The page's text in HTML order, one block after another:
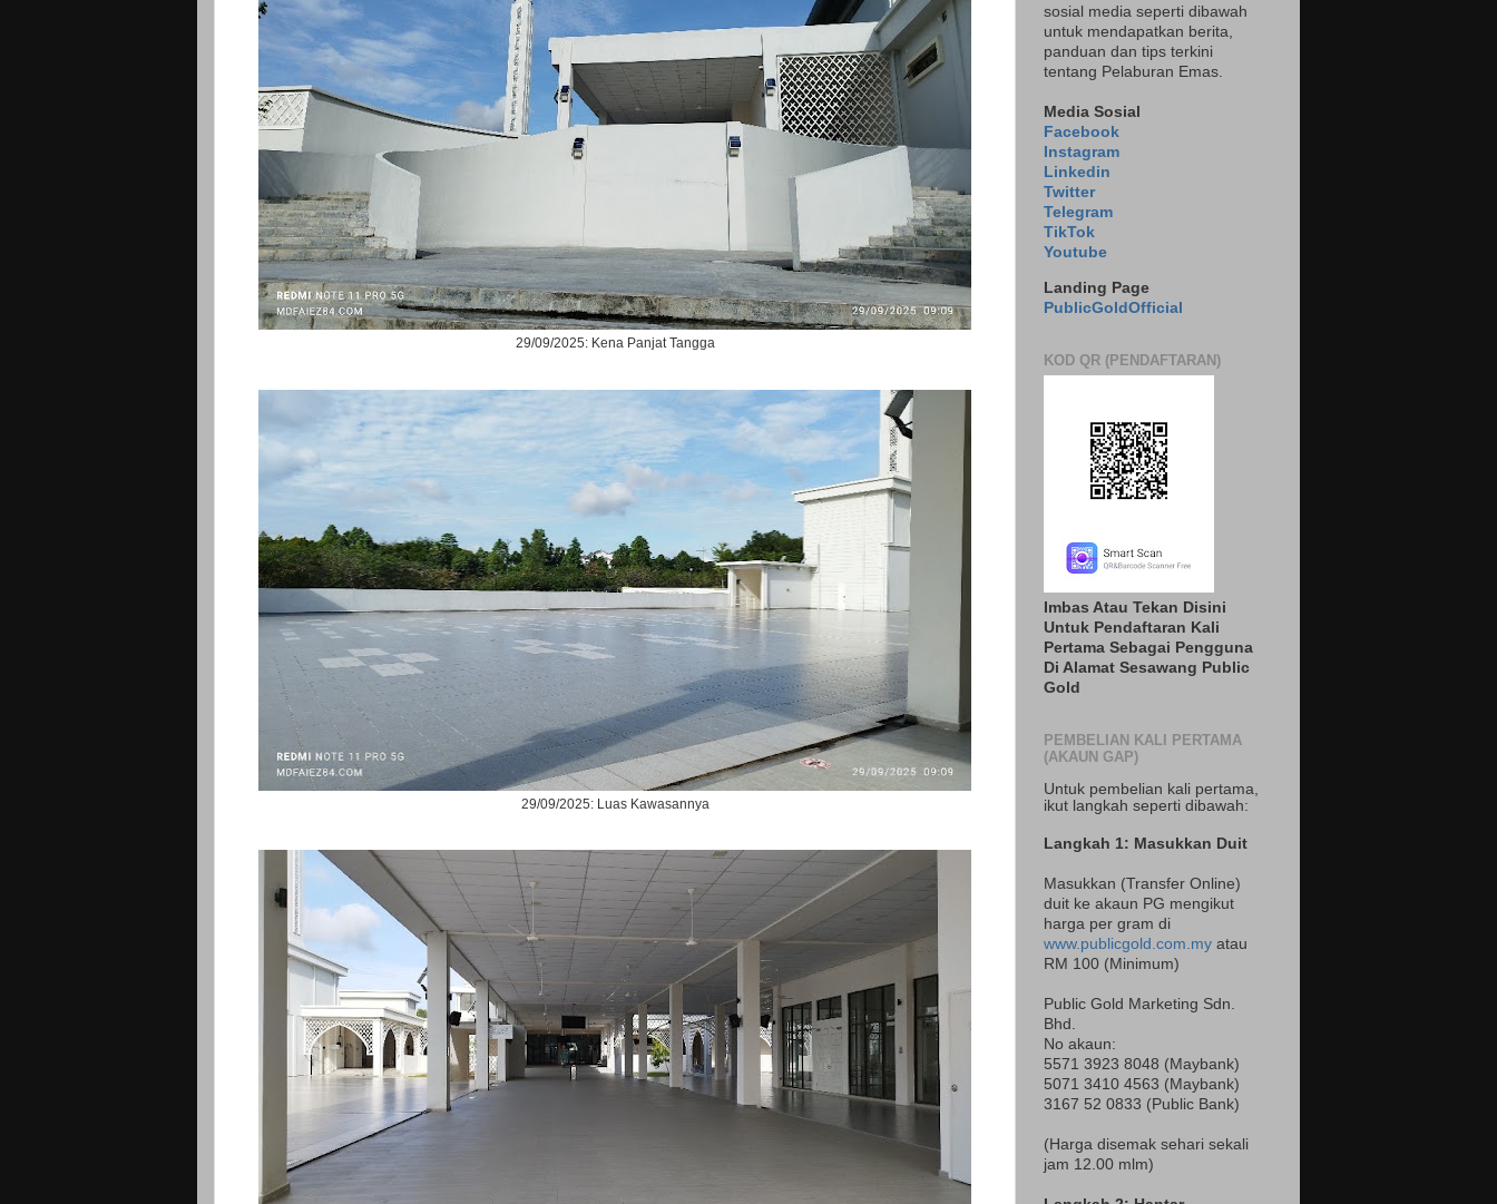
29/09/2025: Kena Panjat Tangga
29/09/2025: Luas Kawasannya
sosial media seperti dibawah
untuk mendapatkan berita,
panduan dan tips terkini
tentang Pelaburan Emas.
Media Sosial
Facebook
Instagram
Linkedin
Twitter
Telegram
TikTok
Youtube
Landing Page
PublicGoldOfficial
KOD QR (PENDAFTARAN)
Imbas Atau Tekan Disini
Untuk Pendaftaran Kali
Pertama Sebagai Pengguna
Di Alamat Sesawang Public
Gold
PEMBELIAN KALI PERTAMA
(AKAUN GAP)
Untuk pembelian kali pertama,
ikut langkah seperti dibawah:
Langkah 1: Masukkan Duit
Masukkan (Transfer Online)
duit ke akaun PG mengikut
harga per gram di
www.publicgold.com.my atau
RM 100 (Minimum)
Public Gold Marketing Sdn.
Bhd.
No akaun:
5571 3923 8048 (Maybank)
5071 3410 4563 (Maybank)
3167 52 0833 (Public Bank)
(Harga disemak sehari sekali
jam 12.00 mlm)